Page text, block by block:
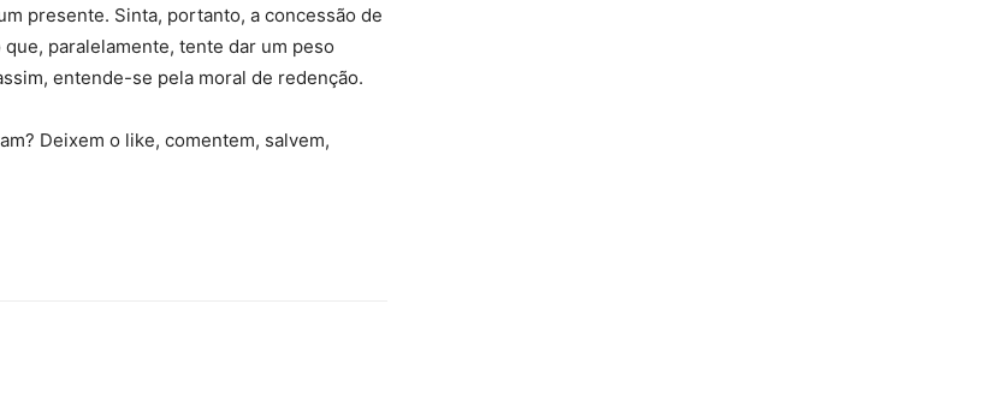
presente. Sinta, portanto, a concessão de
paralelamente, tente dar um peso
entende-se pela moral de redenção.
Deixem o like, comentem, salvem,